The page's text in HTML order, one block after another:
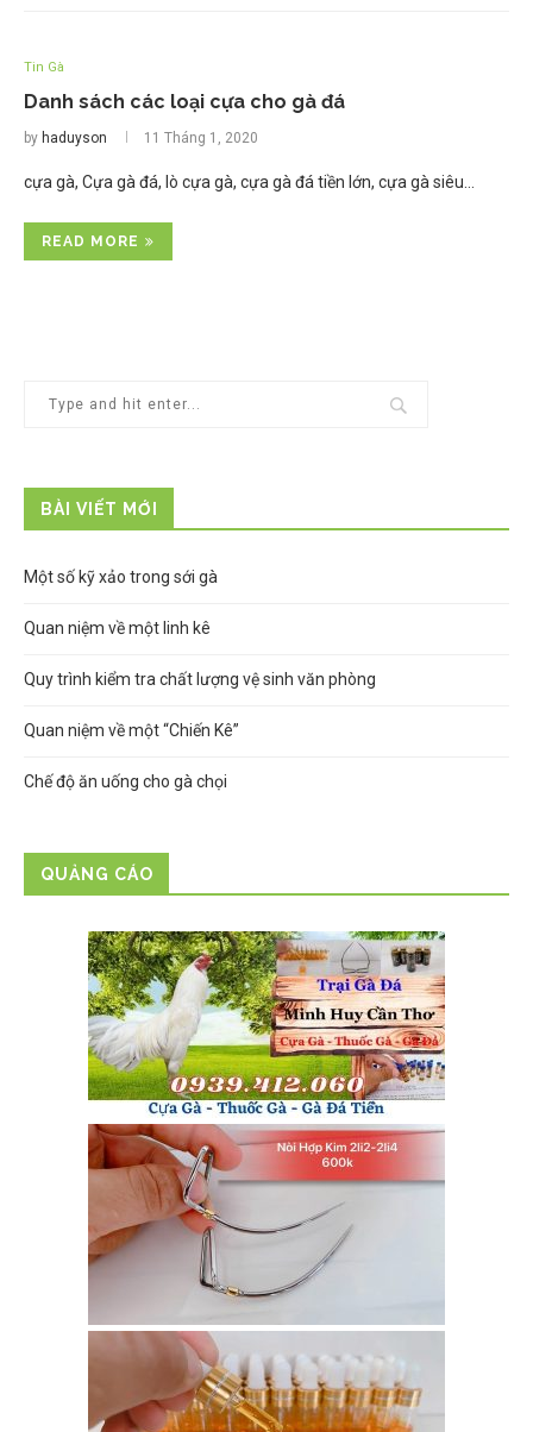
Tin Gà
Danh sách các loại cựa cho gà đá
by haduyson 11 Tháng 1, 2020
cựa gà, Cựa gà đá, lò cựa gà, cựa gà đá tiền lớn, cựa gà siêu…
READ MORE
BÀI VIẾT MỚI
Một số kỹ xảo trong sới gà
Quan niệm về một linh kê
Quy trình kiểm tra chất lượng vệ sinh văn phòng
Quan niệm về một “Chiến Kê”
Chế độ ăn uống cho gà chọi
QUẢNG CÁO